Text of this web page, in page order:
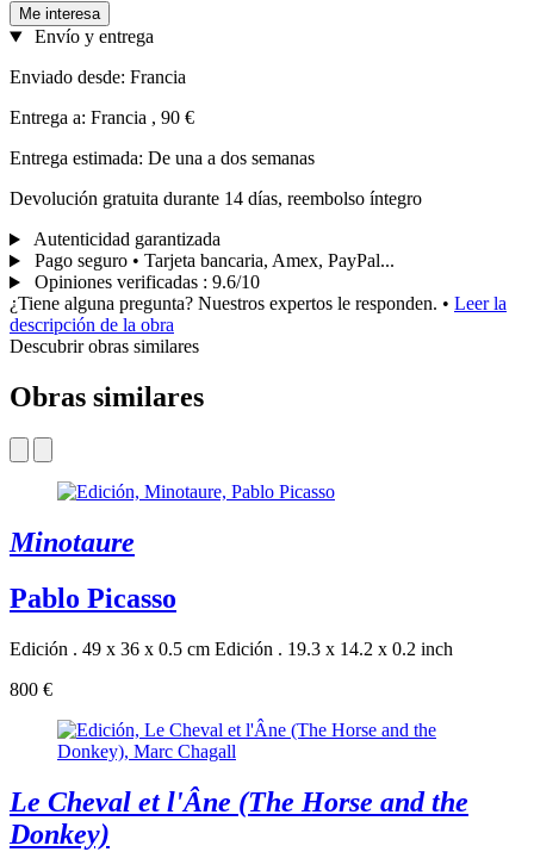
Me interesa
Envío y entrega
Enviado desde: Francia
Entrega a: Francia , 90 €
Entrega estimada: De una a dos semanas
Devolución gratuita durante 14 días, reembolso íntegro
Autenticidad garantizada
Pago seguro • Tarjeta bancaria, Amex, PayPal...
Opiniones verificadas : 9.6/10
¿Tiene alguna pregunta? Nuestros expertos le responden. • Leer la
descripción de la obra
Descubrir obras similares
Obras similares
Minotaure
Pablo Picasso
Edición . 49 x 36 x 0.5 cm Edición . 19.3 x 14.2 x 0.2 inch
800 €
Le Cheval et l'Âne (The Horse and the
Donkey)